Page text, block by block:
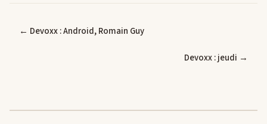
← Devoxx : Android, Romain Guy
Devoxx : jeudi →